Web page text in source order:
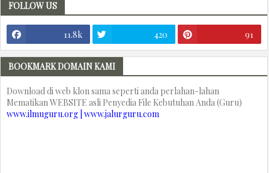
FOLLOW US
11.8k 420 91
BOOKMARK DOMAIN KAMI
Download di web klon sama seperti anda perlahan-lahan
Mematikan WEBSITE asli Penyedia File Kebutuhan Anda (Guru)
www.ilmuguru.org | www.jalurguru.com